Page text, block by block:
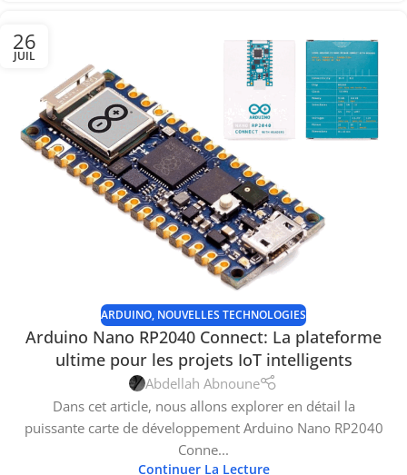
26
JUIL
ARDUINO, NOUVELLES TECHNOLOGIES
Arduino Nano RP2040 Connect: La plateforme
ultime pour les projets IoT intelligents
Abdellah Abnoune
Dans cet article, nous allons explorer en détail la
puissante carte de développement Arduino Nano RP2040
Conne...
Continuer La Lecture